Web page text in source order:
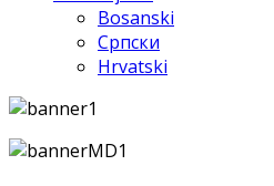
Bosanski
Српски
Hrvatski